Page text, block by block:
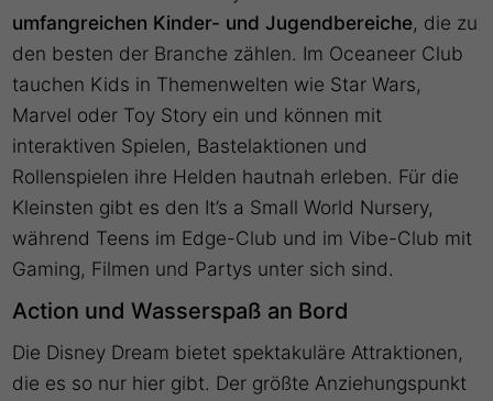
umfangreichen Kinder- und Jugendbereiche, die zu
den besten der Branche zählen. Im Oceaneer Club
tauchen Kids in Themenwelten wie Star Wars,
Marvel oder Toy Story ein und können mit
interaktiven Spielen, Bastelaktionen und
Rollenspielen ihre Helden hautnah erleben. Für die
Kleinsten gibt es den It’s a Small World Nursery,
während Teens im Edge-Club und im Vibe-Club mit
Gaming, Filmen und Partys unter sich sind.
Action und Wasserspaß an Bord
Die Disney Dream bietet spektakuläre Attraktionen,
die es so nur hier gibt. Der größte Anziehungspunkt